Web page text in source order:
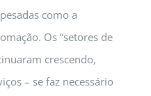
como a
Os “setores de
crescendo,
– se faz necessário